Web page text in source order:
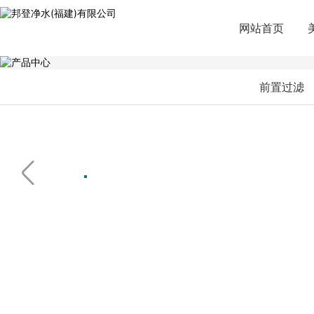
网站首页
前置过滤